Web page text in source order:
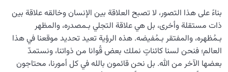
بناءً على هذا التصور، لا تصبح العلاقة بين الإنسان وخالقه علاقة بين
ذات مستقلة وأخرى، بل هي علاقة التجلي بـمصدره، والمظهر
بـمُظهره، والمفتقر بـمُفيضه. هذه الرؤية تعيد تحديد موقعنا في هذا
العالم؛ فنحن لسنا كائناتٍ نملك بعض قُوانا من ذواتنا، ونستمدّ
بعضها الآخر من الله. بل نحن قائمون بالله في كل أمورنا، محتاجون